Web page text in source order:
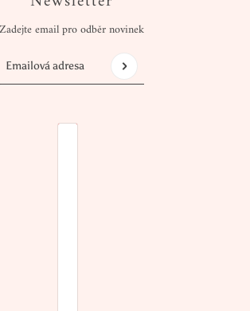
Zadejte email pro odběr novinek
Emailová adresa
Tento web je chráněn službou hCaptcha a